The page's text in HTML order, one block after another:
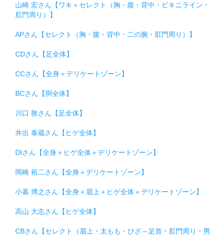
山崎 宏さん【ワキ＋セレクト（胸・腹・背中・ビキニライン・
肛門周り）】
APさん【セレクト（胸・腹・背中・二の腕・肛門周り）】
CDさん【足全体】
CCさん【全身＋デリケートゾーン】
BCさん【胴全体】
川口 敦さん【足全体】
井出 泰蔵さん【ヒゲ全体】
DIさん【全身＋ヒゲ全体＋デリケートゾーン】
岡崎 裕二さん【全身＋デリケートゾーン】
小暮 博之さん【全身＋眉上＋ヒゲ全体＋デリケートゾーン】
高山 大志さん【ヒゲ全体】
CBさん【セレクト（眉上・太もも・ひざ～足首・肛門周り・男